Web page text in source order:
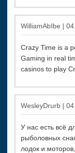
WilliamAbIbe |
Crazy Time is a
Gaming in real
casinos to play
WesleyDrurb |
У нас есть всё
рыболовных
лодок и